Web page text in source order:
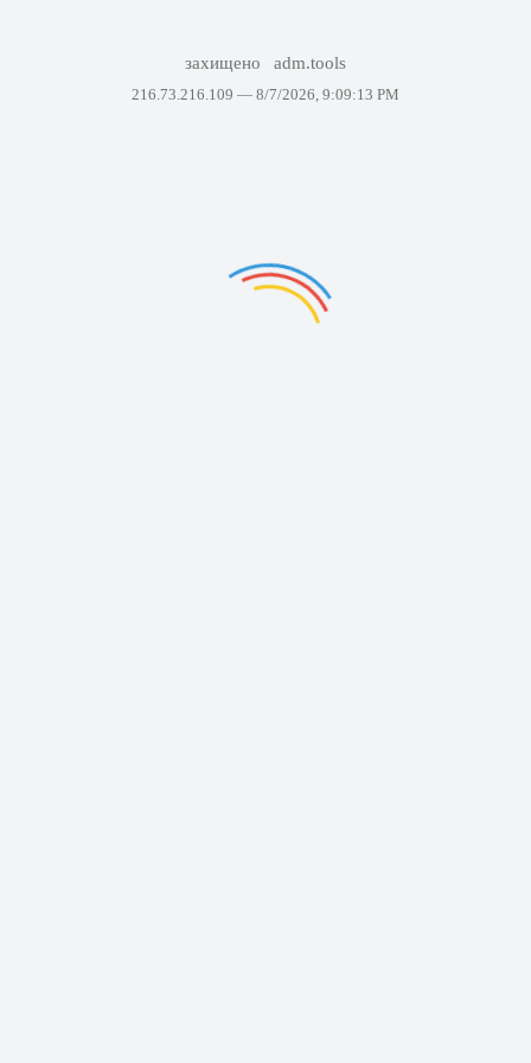
захищено adm.tools
216.73.216.109 — 8/7/2026, 9:09:13 PM